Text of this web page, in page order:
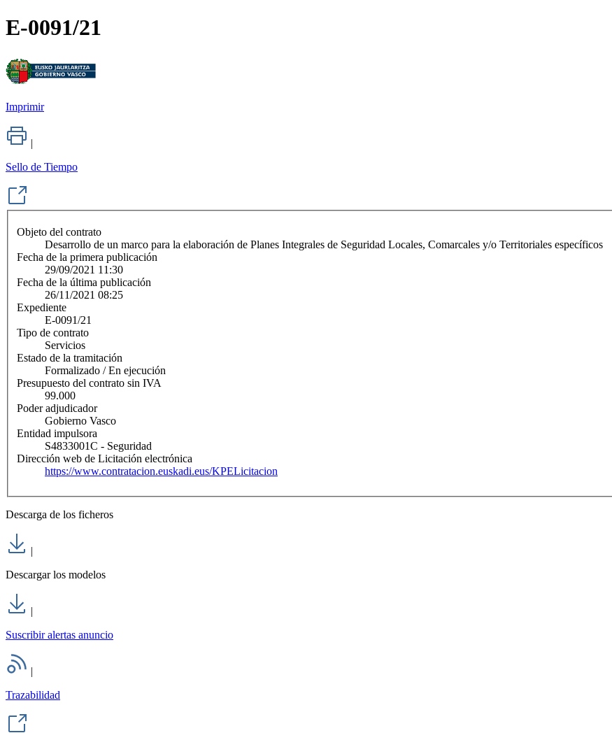
E-0091/21
Imprimir
|
Sello de Tiempo
Objeto del contrato
Desarrollo de un marco para la elaboración de Planes Integrales de Seguridad Locales, Comarcales y/o Territoriales específicos
Fecha de la primera publicación
29/09/2021 11:30
Fecha de la última publicación
26/11/2021 08:25
Expediente
E-0091/21
Tipo de contrato
Servicios
Estado de la tramitación
Formalizado / En ejecución
Presupuesto del contrato sin IVA
99.000
Poder adjudicador
Gobierno Vasco
Entidad impulsora
S4833001C - Seguridad
Dirección web de Licitación electrónica
https://www.contratacion.euskadi.eus/KPELicitacion
Descarga de los ficheros
|
Descargar los modelos
|
Suscribir alertas anuncio
|
Trazabilidad